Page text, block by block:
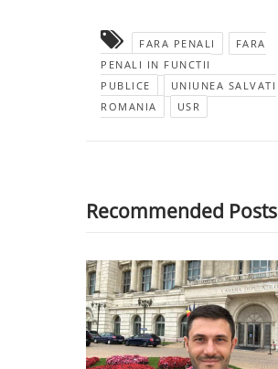
FARA PENALI
FARA
PENALI IN FUNCTII
PUBLICE
UNIUNEA SALVATI
ROMANIA
USR
Recommended Posts